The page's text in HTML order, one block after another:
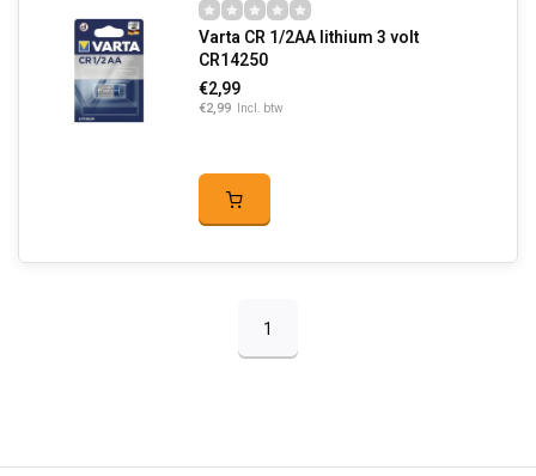
Varta CR 1/2AA lithium 3 volt
CR14250
€2,99
€2,99 Incl. btw
1